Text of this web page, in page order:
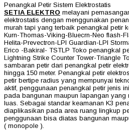
Penangkal Petir Sistem Elektrostatis
SETIA ELEKTRO melayani
elektrostatis dengan menggunakan
murah tapi yang terbaik penangkal petir
Kurn-Thomas-Viking-Bluecrn-Neo flash-
Helita-Prevectron-LPI Guardian-LPI
Erico -Bakiral- TSTLP Toko penangkal
Lightning Strike Counter Tower-Triangle
sambaran petir dari penangkal petir
hingga 150 meter. Penangkal petir
petir bertipe radius yang mempunyai
aktif, penggunaan penangkal petir jenis
pada bangunan maupun lapangan yang
luas. Sebagai standar keamanan K3
diaplikasikan pada area ruang lingkup
penggunaan bisa diatas bangunan
( monopole ).